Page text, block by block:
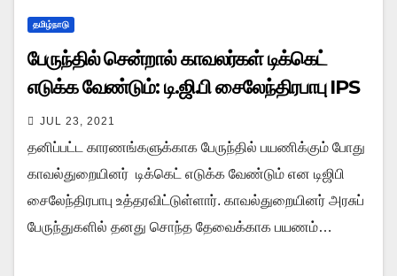
தமிழ்நாடு
பேருந்தில் சென்றால் காவலர்கள் டிக்கெட்
எடுக்க வேண்டும்: டி.ஜி.பி சைலேந்திரபாபு IPS
JUL 23, 2021
தனிப்பட்ட காரணங்களுக்காக பேருந்தில் பயணிக்கும் போது
காவல்துறையினர் டிக்கெட் எடுக்க வேண்டும் என டிஜிபி
சைலேந்திரபாபு உத்தரவிட்டுள்ளார். காவல்துறையினர் அரசுப்
பேருந்துகளில் தனது சொந்த தேவைக்காக பயணம்…